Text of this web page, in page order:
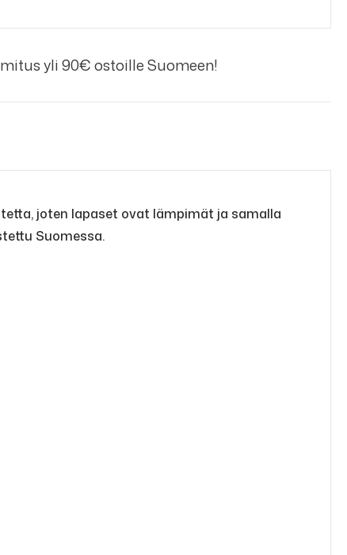
yli 90€ ostoille Suomeen!
joten lapaset ovat lämpimät ja samalla
Suomessa.